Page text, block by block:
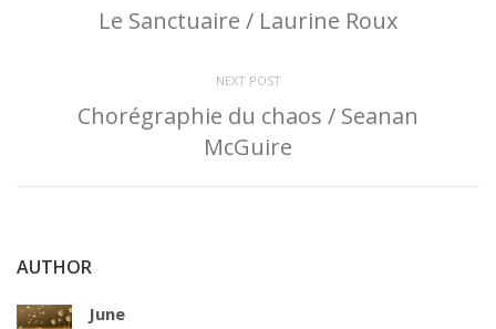
Le Sanctuaire / Laurine Roux
NEXT POST
Chorégraphie du chaos / Seanan
McGuire
AUTHOR
June